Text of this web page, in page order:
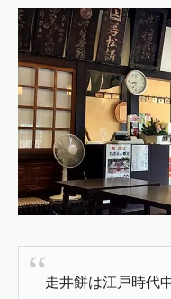
走井餅は江戸時代